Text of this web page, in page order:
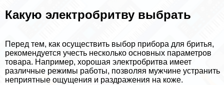
Какую электробритву выбрать
Перед тем, как осуществить выбор прибора для бритья,
рекомендуется учесть несколько основных параметров
товара. Например, хорошая электробритва имеет
различные режимы работы, позволяя мужчине устранить
неприятные ощущения и раздражения на коже.